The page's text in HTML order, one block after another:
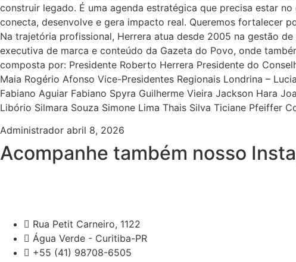
construir legado. É uma agenda estratégica que precisa estar
conecta, desenvolve e gera impacto real. Queremos fortalecer
Na trajetória profissional, Herrera atua desde 2005 na gestão
executiva de marca e conteúdo da Gazeta do Povo, onde
composta por: Presidente Roberto Herrera Presidente do
Maia Rogério Afonso Vice-Presidentes Regionais Londrina –
Fabiano Aguiar Fabiano Spyra Guilherme Vieira Jackson Hara
Libório Silmara Souza Simone Lima Thais Silva Ticiane Pfeiffer
Administrador abril 8, 2026
Acompanhe também nosso
Rua Petit Carneiro, 1122
Água Verde - Curitiba-PR
+55 (41) 98708-6505